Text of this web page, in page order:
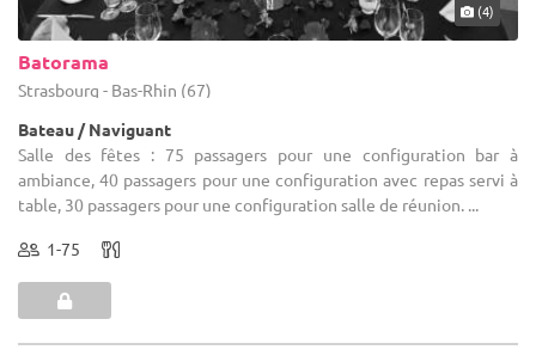
(4)
Batorama
Strasbourg - Bas-Rhin (67)
Bateau / Naviguant
Salle des fêtes : 75 passagers pour une configuration bar à
ambiance, 40 passagers pour une configuration avec repas servi à
table, 30 passagers pour une configuration salle de réunion. ...
1-75